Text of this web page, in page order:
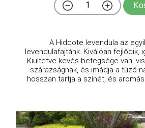
A Hidcote levendula az
levendulafajtánk. Kiválóan fejlődik,
Kiültetve kevés betegsége van,
szárazságnak, és imádja a tűző
hosszan tartja a színét, és